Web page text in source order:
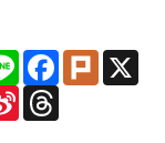
Line Facebook
Plurk
Sina
Weibo